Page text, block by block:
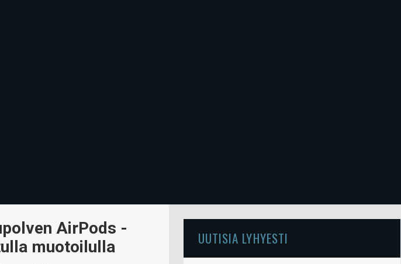
AirPods -
muotoilulla
UUTISIA LYHYESTI